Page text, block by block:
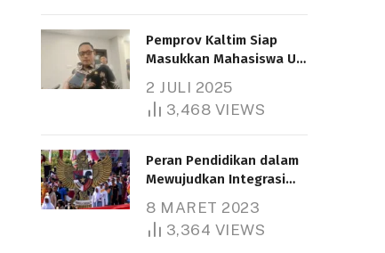
Pemprov Kaltim Siap
Masukkan Mahasiswa UT
Bantuan Pendidikan
Gratispol
2 JULI 2025
3,468 VIEWS
Peran Pendidikan dalam
Mewujudkan Integrasi
8 MARET 2023
3,364 VIEWS